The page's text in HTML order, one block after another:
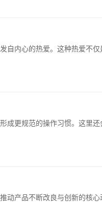
自内心的热爱。这种热爱不
更规范的操作习惯。这里还
动产品不断改良与创新的核